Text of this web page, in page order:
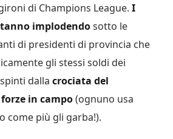
di Champions League. I
implodendosotto le
di presidenti di provincia che
gli stessi soldi dei
dalla crociata del
in campo(ognuno usa
come più gli garba!).